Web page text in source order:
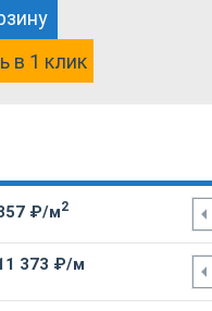
в 1 клик
₽/м2
373 ₽/м